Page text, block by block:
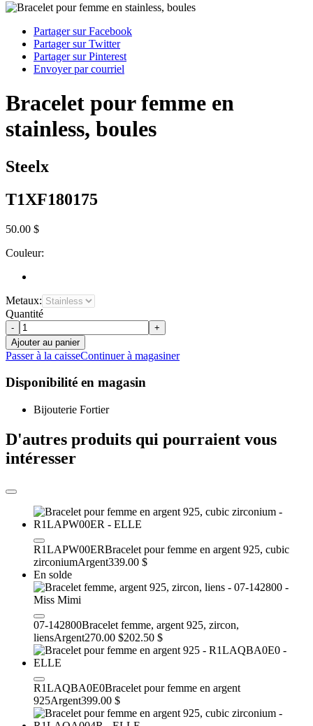
Partager sur Facebook
Partager sur Twitter
Partager sur Pinterest
Envoyer par courriel
Bracelet pour femme en
stainless, boules
Steelx
T1XF180175
50.00 $
Couleur:
Metaux:
Quantité
-
+
Ajouter au panier
Passer à la caisseContinuer à magasiner
Disponibilité en magasin
Bijouterie Fortier
D'autres produits qui pourraient vous
intéresser
R1LAPW00ERBracelet pour femme en argent 925, cubic
zirconiumArgent339.00 $
En solde
07-142800Bracelet femme, argent 925, zircon,
liensArgent270.00 $202.50 $
R1LAQBA0E0Bracelet pour femme en argent
925Argent399.00 $